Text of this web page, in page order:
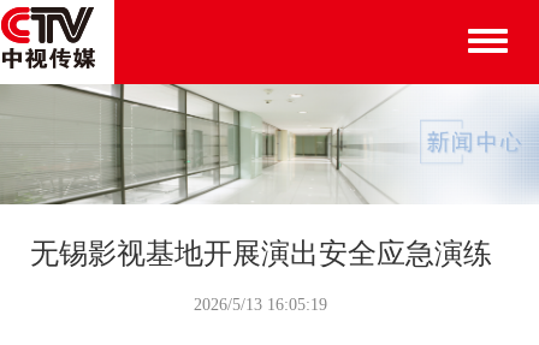
Toggle
无锡影视基地开展演出安全应急演练
2026/5/13 16:05:19